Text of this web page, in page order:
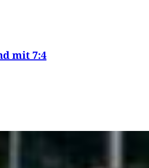
mit 7:4